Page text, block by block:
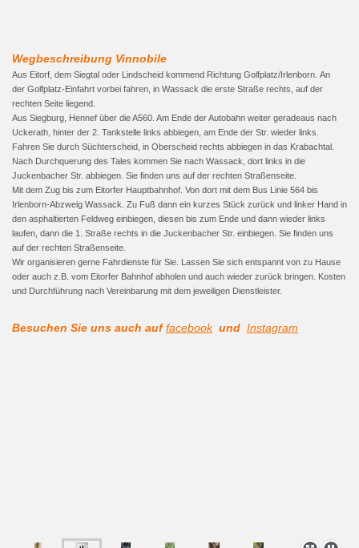
Wegbeschreibung Vinnobile
Aus Eitorf, dem Siegtal oder Lindscheid kommend Richtung Golfplatz/Irlenborn. An
der Golfplatz-Einfahrt vorbei fahren, in Wassack die erste Straße rechts, auf der
rechten Seite liegend.
Aus Siegburg, Hennef über die A560. Am Ende der Autobahn weiter geradeaus nach
Uckerath, hinter der 2. Tankstelle links abbiegen, am Ende der Str. wieder links.
Fahren Sie durch Süchterscheid, in Oberscheid rechts abbiegen in das Krabachtal.
Nach Durchquerung des Tales kommen Sie nach Wassack, dort links in die
Juckenbacher Str. abbiegen. Sie finden uns auf der rechten Straßenseite.
Mit dem Zug bis zum Eitorfer Hauptbahnhof. Von dort mit dem Bus Linie 564 bis
Irlenborn-Abzweig Wassack. Zu Fuß dann ein kurzes Stück zurück und linker Hand in
den asphaltierten Feldweg einbiegen, diesen bis zum Ende und dann wieder links
laufen, dann die 1. Straße rechts in die Juckenbacher Str. einbiegen. Sie finden uns
auf der rechten Straßenseite.
Wir organisieren gerne Fahrdienste für Sie. Lassen Sie sich entspannt von zu Hause
oder auch z.B. vom Eitorfer Bahnhof abholen und auch wieder zurück bringen. Kosten
und Durchführung nach Vereinbarung mit dem jeweiligen Dienstleister.
Besuchen Sie uns auch auffacebookund Instagram